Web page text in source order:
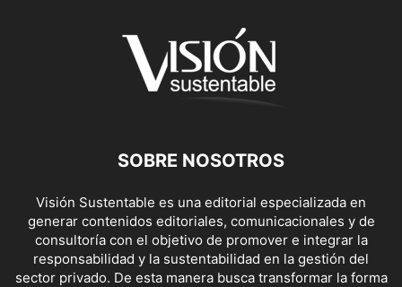
SOBRE NOSOTROS
Visión Sustentable es una editorial especializada en
generar contenidos editoriales, comunicacionales y de
consultoría con el objetivo de promover e integrar la
responsabilidad y la sustentabilidad en la gestión del
sector privado. De esta manera busca transformar la forma